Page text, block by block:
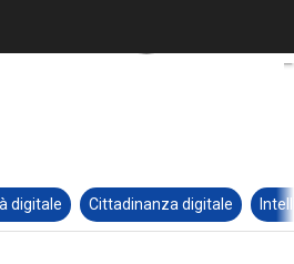
digitale Cittadinanza digitale